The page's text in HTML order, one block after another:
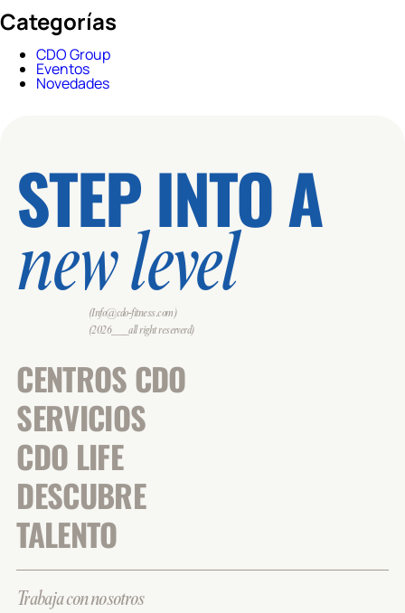
Categorías
CDO Group
Eventos
Novedades
STEP INTO A
new level
(Info@cdo-fitness.com)
(2026___all right reserverd)
CENTROS CDO
SERVICIOS
CDO LIFE
DESCUBRE
TALENTO
Trabaja con nosotros